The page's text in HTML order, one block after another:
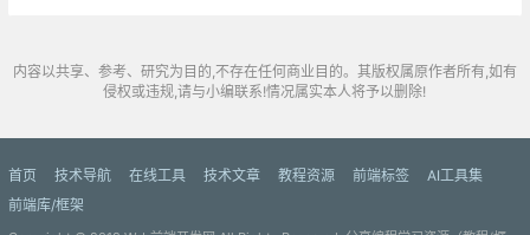
内容以共享、参考、研究为目的,不存在任何商业目的。其版权属原作者所有,如有
侵权或违规,请与小编联系!情况属实本人将予以删除!
首页 技术导航 在线工具 技术文章 教程资源 前端标签
AI工具集
前端库/框架